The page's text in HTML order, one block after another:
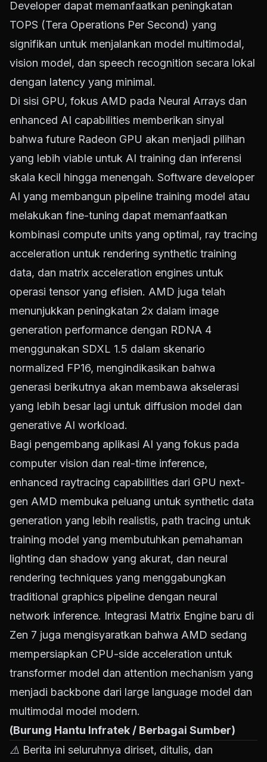
Developer dapat memanfaatkan peningkatan
TOPS (Tera Operations Per Second) yang
signifikan untuk menjalankan model multimodal,
vision model, dan speech recognition secara lokal
dengan latency yang minimal.
Di sisi GPU, fokus AMD pada Neural Arrays dan
enhanced AI capabilities memberikan sinyal
bahwa future Radeon GPU akan menjadi pilihan
yang lebih viable untuk AI training dan inferensi
skala kecil hingga menengah. Software developer
AI yang membangun pipeline training model atau
melakukan fine-tuning dapat memanfaatkan
kombinasi compute units yang optimal, ray tracing
acceleration untuk rendering synthetic training
data, dan matrix acceleration engines untuk
operasi tensor yang efisien. AMD juga telah
menunjukkan peningkatan 2x dalam image
generation performance dengan RDNA 4
menggunakan SDXL 1.5 dalam skenario
normalized FP16, mengindikasikan bahwa
generasi berikutnya akan membawa akselerasi
yang lebih besar lagi untuk diffusion model dan
generative AI workload.
Bagi pengembang aplikasi AI yang fokus pada
computer vision dan real-time inference,
enhanced raytracing capabilities dari GPU next-
gen AMD membuka peluang untuk synthetic data
generation yang lebih realistis, path tracing untuk
training model yang membutuhkan pemahaman
lighting dan shadow yang akurat, dan neural
rendering techniques yang menggabungkan
traditional graphics pipeline dengan neural
network inference. Integrasi Matrix Engine baru di
Zen 7 juga mengisyaratkan bahwa AMD sedang
mempersiapkan CPU-side acceleration untuk
transformer model dan attention mechanism yang
menjadi backbone dari large language model dan
multimodal model modern.
(Burung Hantu Infratek / Berbagai Sumber)
⚠️ Berita ini seluruhnya diriset, ditulis, dan